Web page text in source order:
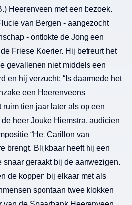
Heerenveen met een bezoek.
van Bergen - aangezocht
- ontlokte de Jong een
Friese Koerier. Hij betreurt het
gevallenen niet middels een
en hij verzucht: “Is daarmede het
een Heerenveens
ruim tien jaar later als op een
heer Jouke Hiemstra, audicien
“Het Carillon van
brengt. Blijkbaar heeft hij een
snaar geraakt bij de aanwezigen.
de koppen bij elkaar met als
spontaan twee klokken